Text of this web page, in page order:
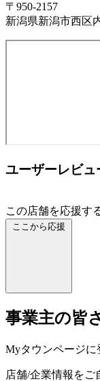
〒950-2157
新潟県新潟市西区
ユーザーレビュ
この店舗を応援す
ここから応援
事業主の皆
Myタウンページに
店舗/企業情報をご